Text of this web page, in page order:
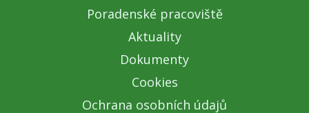
Poradenské pracoviště
Aktuality
Dokumenty
Cookies
Ochrana osobních údajů